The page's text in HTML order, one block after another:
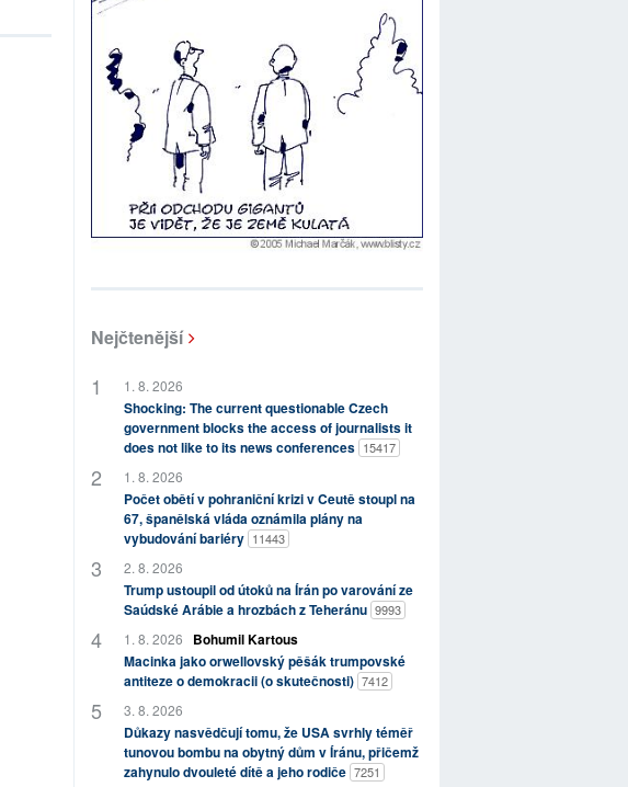
Nejčtenější
1. 8. 2026
Shocking: The current questionable Czech
government blocks the access of journalists it
does not like to its news conferences 15417
1. 8. 2026
Počet obětí v pohraniční krizi v Ceutě stoupl na
67, španělská vláda oznámila plány na
vybudování bariéry 11443
2. 8. 2026
Trump ustoupil od útoků na Írán po varování ze
Saúdské Arábie a hrozbách z Teheránu 9993
1. 8. 2026
Bohumil Kartous
Macinka jako orwellovský pěšák trumpovské
antiteze o demokracii (o skutečnosti) 7412
3. 8. 2026
Důkazy nasvědčují tomu, že USA svrhly téměř
tunovou bombu na obytný dům v Íránu, přičemž
zahynulo dvouleté dítě a jeho rodiče 7251